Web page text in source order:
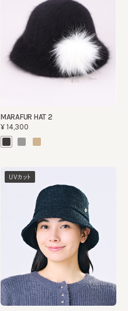
MARAFUR HAT 2
¥14,300
UVカット